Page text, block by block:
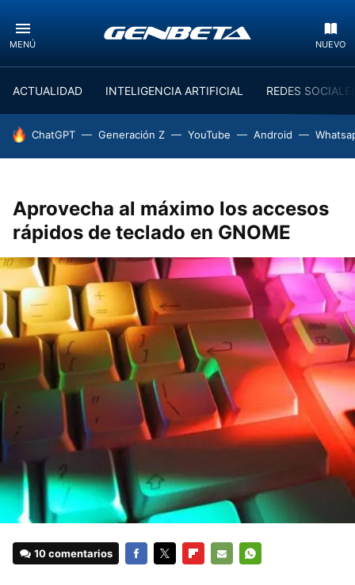
MENÚ NUEVO
ACTUALIDAD INTELIGENCIA ARTIFICIAL REDES
HOY SE HABLA DE
ChatGPT Generación Z YouTube Android
Aprovecha al máximo los accesos
rápidos de teclado en GNOME
10 comentarios